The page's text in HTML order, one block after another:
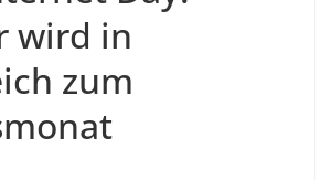
wird in
zum